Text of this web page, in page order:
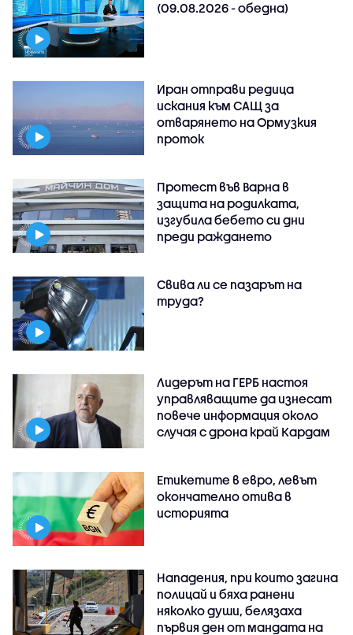
(09.08.2026 - обедна)
Иран отправи редица
искания към САЩ за
отварянето на Ормузкия
проток
Протест във Варна в
защита на родилката,
изгубила бебето си дни
преди раждането
Свива ли се пазарът на
труда?
Лидерът на ГЕРБ настоя
управляващите да изнесат
повече информация около
случая с дрона край Кардам
Етикетите в евро, левът
окончателно отива в
историята
Нападения, при които загина
полицай и бяха ранени
няколко души, белязаха
първия ден от мандата на